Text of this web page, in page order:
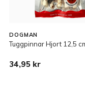
DOGMAN
Tuggpinnar Hjort 12,5
34,95 kr